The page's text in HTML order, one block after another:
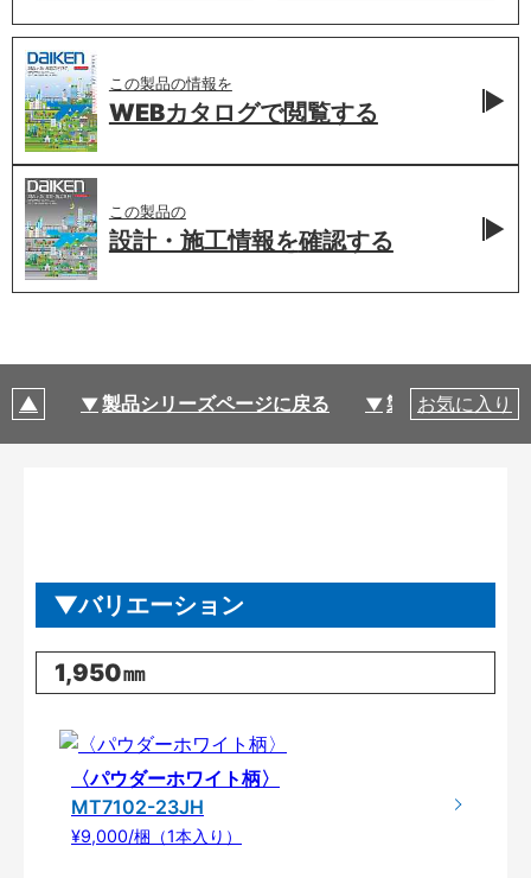
この製品の情報を
WEBカタログで閲覧する
この製品の
設計・施工情報を確認する
製品シリーズページに戻る 製品仕様
お気に入り
バリエーション
1,950㎜
〈パウダーホワイト柄〉
MT7102-23JH
¥9,000/梱（1本入り）